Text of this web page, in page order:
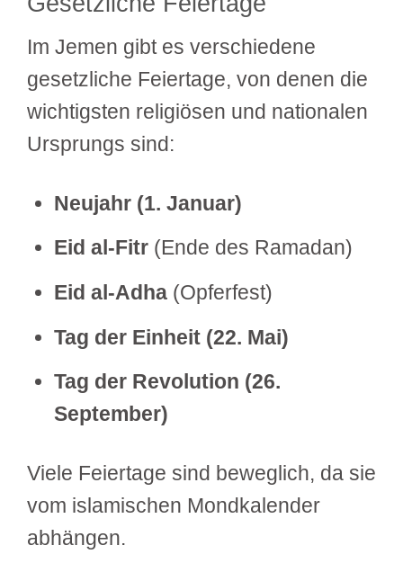
Im Jemen gibt es verschiedene
gesetzliche Feiertage, von denen die
wichtigsten religiösen und nationalen
Ursprungs sind:
Neujahr (1. Januar)
Eid al-Fitr(Ende des Ramadan)
Eid al-Adha(Opferfest)
Tag der Einheit (22. Mai)
Tag der Revolution (26.
September)
Viele Feiertage sind beweglich, da sie
vom islamischen Mondkalender
abhängen.